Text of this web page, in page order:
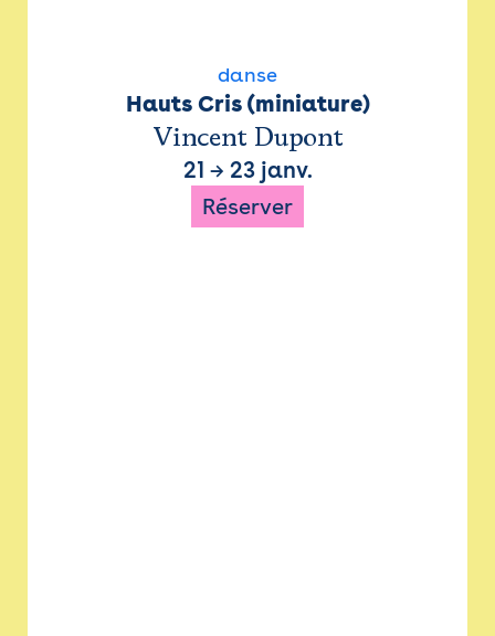
danse
Hauts Cris (miniature)
Vincent Dupont
21 → 23 janv.
Réserver